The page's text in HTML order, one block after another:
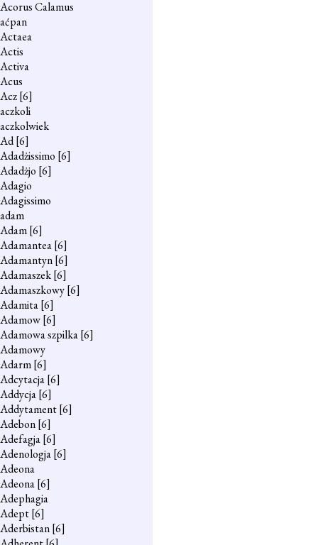
Acorus Calamus
aćpan
Actaea
Actis
Activa
Acus
Acz[6]
aczkoli
aczkolwiek
Ad[6]
Adadżissimo [6]
Adadżjo [6]
Adagio
Adagissimo
adam
Adam[6]
Adamantea[6]
Adamantyn[6]
Adamaszek[6]
Adamaszkowy[6]
Adamita[6]
Adamow[6]
Adamowa szpilka[6]
Adamowy
Adarm[6]
Adcytacja[6]
Addycja[6]
Addytament[6]
Adebon[6]
Adefagja[6]
Adenologja[6]
Adeona
Adeona[6]
Adephagia
Adept[6]
Aderbistan[6]